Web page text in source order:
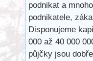
podnikat a
podnikatele,
Disponujeme
000 až 40 000
půjčky jsou